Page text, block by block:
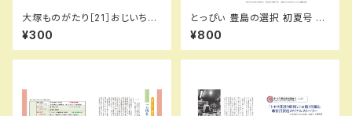
大塚ものがたり［21］おじいちゃ
んにも、セックスを。…の巻／城
所信英（とっぴぃ128号）
¥300
とっぴぃ 豊島の選択 初夏号 （2
026.7月 第145号）PDFデータ
版
¥800